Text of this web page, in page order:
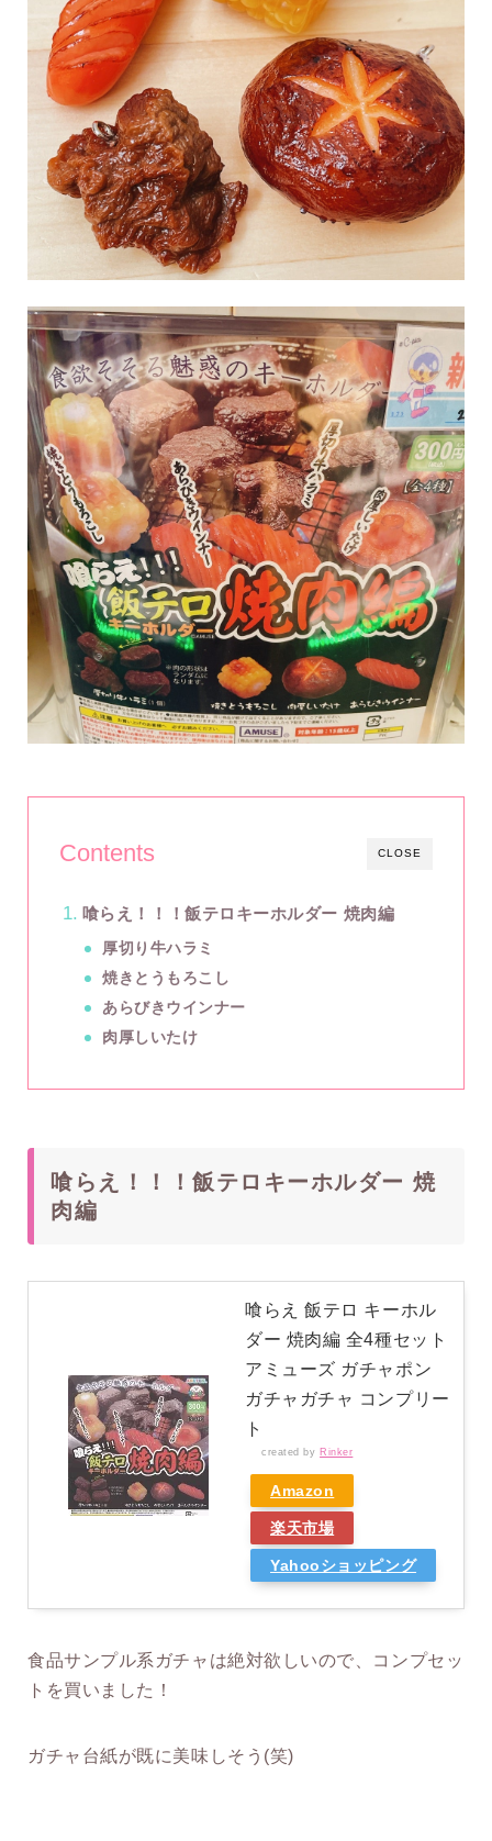
CLOSE
Contents
喰らえ！！！飯テロキーホルダー 焼肉編
厚切り牛ハラミ
焼きとうもろこし
あらびきウインナー
肉厚しいたけ
喰らえ！！！飯テロキーホルダー 焼
肉編
喰らえ 飯テロ キーホル
ダー 焼肉編 全4種セット
アミューズ ガチャポン
ガチャガチャ コンプリー
ト
created by Rinker
Amazon
楽天市場
Yahooショッピング
食品サンプル系ガチャは絶対欲しいので、コンプセッ
トを買いました！
ガチャ台紙が既に美味しそう(笑)